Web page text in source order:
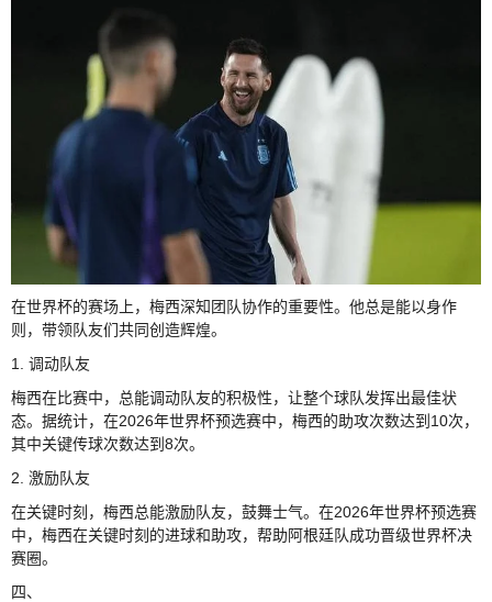
在世界杯的赛场上，梅西深知团队协作的重要性。他总是能以身作
则，带领队友们共同创造辉煌。
1. 调动队友
梅西在比赛中，总能调动队友的积极性，让整个球队发挥出最佳状
态。据统计，在2026年世界杯预选赛中，梅西的助攻次数达到10次，
其中关键传球次数达到8次。
2. 激励队友
在关键时刻，梅西总能激励队友，鼓舞士气。在2026年世界杯预选赛
中，梅西在关键时刻的进球和助攻，帮助阿根廷队成功晋级世界杯决
赛圈。
四、